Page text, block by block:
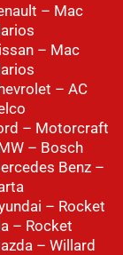
– Mac
– Mac
– AC
– Motorcraft
– Bosch
Benz –
– Rocket
– Rocket
– Willard